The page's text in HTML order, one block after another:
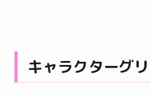
キャラクターグ